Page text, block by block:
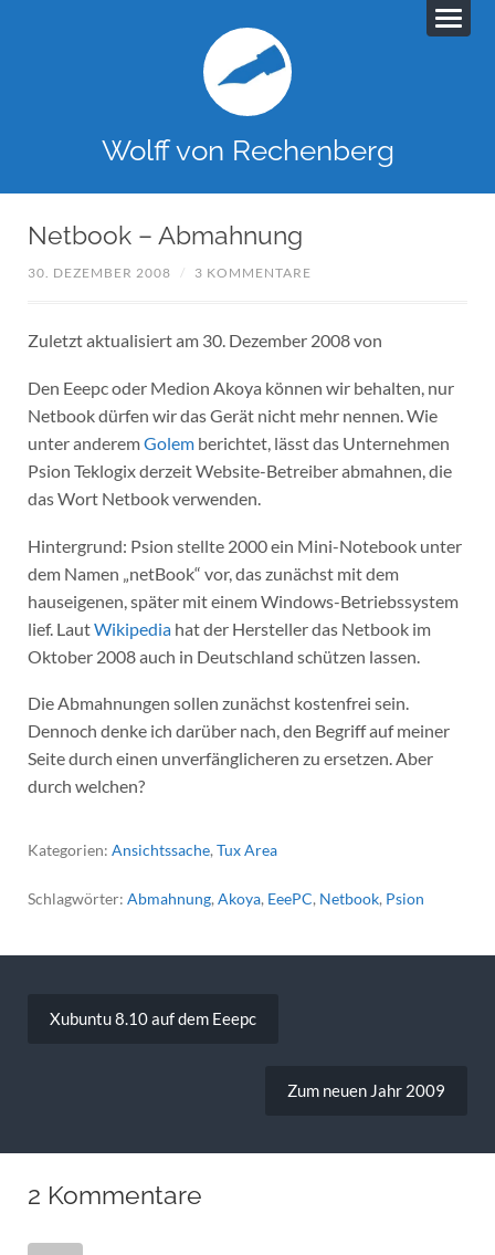
Wolff von Rechenberg
Netbook – Abmahnung
30. DEZEMBER 2008 / 3 KOMMENTARE
Zuletzt aktualisiert am 30. Dezember 2008 von
Den Eeepc oder Medion Akoya können wir behalten, nur
Netbook dürfen wir das Gerät nicht mehr nennen. Wie
unter anderemGolemberichtet, lässt das Unternehmen
Psion Teklogix derzeit Website-Betreiber abmahnen, die
das Wort Netbook verwenden.
Hintergrund: Psion stellte 2000 ein Mini-Notebook unter
dem Namen „netBook“ vor, das zunächst mit dem
hauseigenen, später mit einem Windows-Betriebssystem
lief. LautWikipediahat der Hersteller das Netbook im
Oktober 2008 auch in Deutschland schützen lassen.
Die Abmahnungen sollen zunächst kostenfrei sein.
Dennoch denke ich darüber nach, den Begriff auf meiner
Seite durch einen unverfänglicheren zu ersetzen. Aber
durch welchen?
Kategorien: Ansichtssache, Tux Area
Schlagwörter: Abmahnung, Akoya, EeePC, Netbook, Psion
Xubuntu 8.10 auf dem Eeepc
Zum neuen Jahr 2009
2 Kommentare